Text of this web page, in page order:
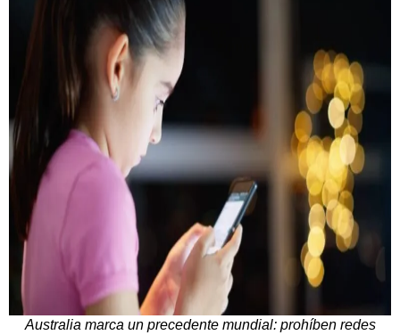
Australia marca un precedente mundial: prohíben redes